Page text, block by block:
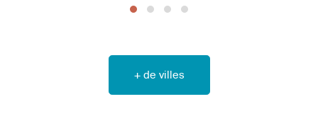
+ de villes